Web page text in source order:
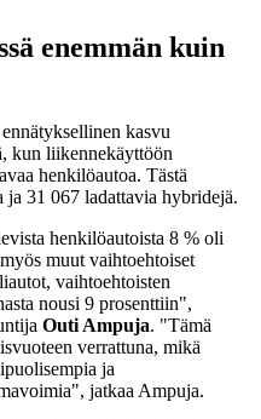
enemmän kuin
kasvu
kun liikennekäyttöön
henkilöautoa. Tästä
ja 31 067 ladattavia hybridejä.
henkilöautoista 8 % oli
muut vaihtoehtoiset
vaihtoehtoisten
nousi 9 prosenttiin",
Outi Ampuja. "Tämä
verrattuna, mikä
ja
jatkaa Ampuja.